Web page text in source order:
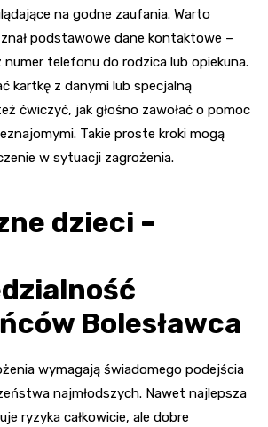
na godne zaufania. Warto
podstawowe dane kontaktowe –
numer telefonu do rodzica lub opiekuna.
kartkę z danymi lub specjalną
ćwiczyć, jak głośno zawołać o pomoc
Takie proste kroki mogą
w sytuacji zagrożenia.
dzieci –
Bolesławca
wymagają świadomego podejścia
najmłodszych. Nawet najlepsza
ryzyka całkowicie, ale dobre